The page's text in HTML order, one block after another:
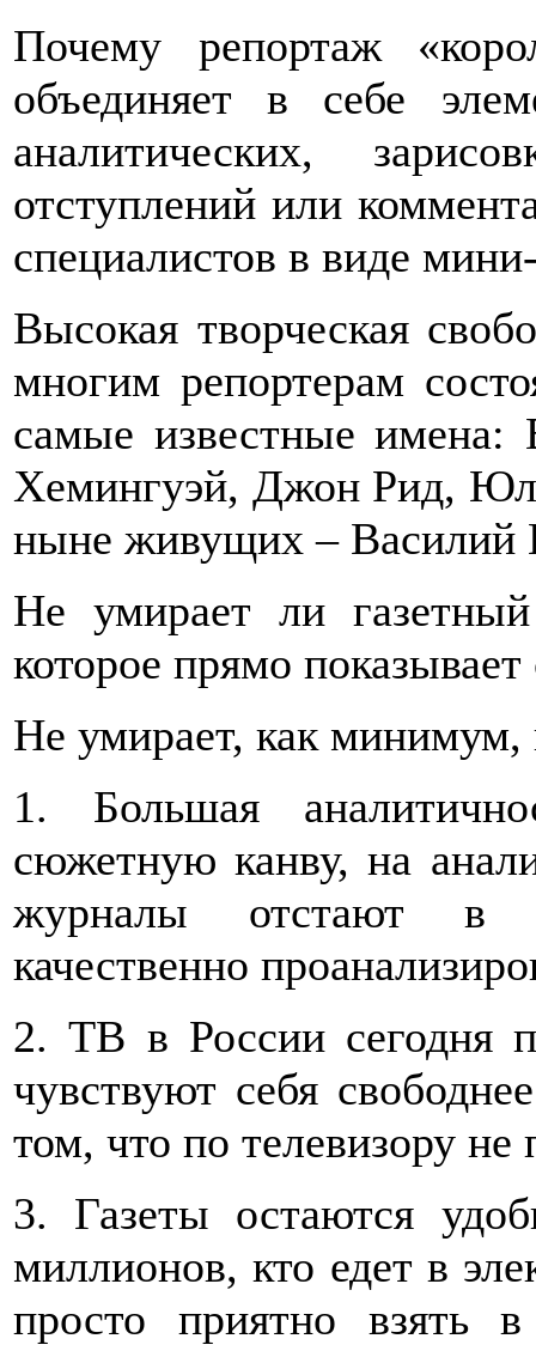
Почему репортаж
объединяет в себе
аналитических,
отступлений или
специалистов в виде
Высокая творческая
многим репортерам
самые известные имена:
Хемингуэй, Джон Рид,
ныне живущих – Василий
Не умирает ли
которое прямо
Не умирает, как
1. Большая
сюжетную канву, на
журналы отстают в
качественно
2. ТВ в России сегодня
чувствуют себя
том, что по телевизору не
3. Газеты остаются
миллионов, кто едет в
просто приятно взять